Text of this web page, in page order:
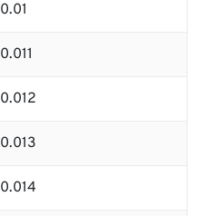
0.01
0.011
0.012
0.013
0.014